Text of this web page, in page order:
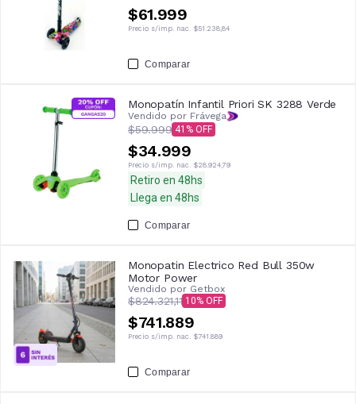
$61.999
Precio s/imp. nac. $51.238,84
Comparar
Monopatín Infantil Priori SK 3288 Verde
Vendido por Frávega
$59.999 41
$34.999
Precio s/imp. nac. $28.924,79
Retiro en 48hs
Llega en 48hs
Comparar
Monopatin Electrico Red Bull 350w
Motor Power
Vendido por Getbox
$824.321,11 10
$741.889
Precio s/imp. nac. $741.889
Comparar